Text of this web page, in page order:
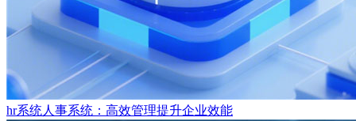
hr系统人事系统：高效管理提升企业效能